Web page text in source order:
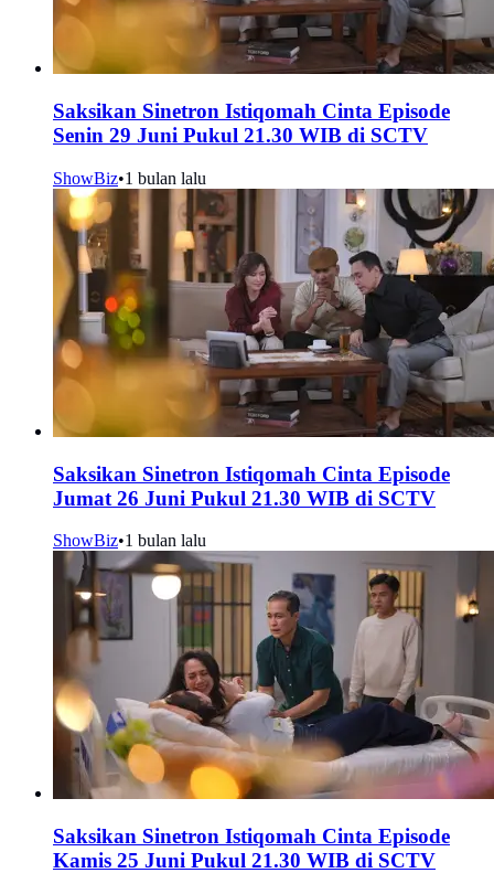
Saksikan Sinetron Istiqomah Cinta Episode
Senin 29 Juni Pukul 21.30 WIB di SCTV
ShowBiz•1 bulan lalu
Saksikan Sinetron Istiqomah Cinta Episode
Jumat 26 Juni Pukul 21.30 WIB di SCTV
ShowBiz•1 bulan lalu
Saksikan Sinetron Istiqomah Cinta Episode
Kamis 25 Juni Pukul 21.30 WIB di SCTV